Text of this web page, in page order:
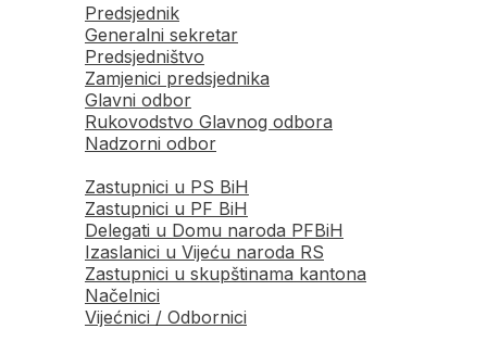
Predsjednik
Generalni sekretar
Predsjedništvo
Zamjenici predsjednika
Glavni odbor
Rukovodstvo Glavnog odbora
Nadzorni odbor
Zastupnici u PS BiH
Zastupnici u PF BiH
Delegati u Domu naroda PFBiH
Izaslanici u Vijeću naroda RS
Zastupnici u skupštinama kantona
Načelnici
Vijećnici / Odbornici